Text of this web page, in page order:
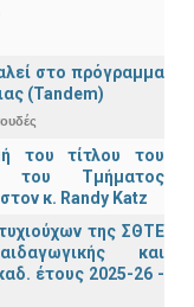
στο πρόγραμμα
(Tandem)
του τίτλου του
του Τμήματος
κ. Randy Katz
της ΣΘΤΕ
και
έτους 2025-26 -